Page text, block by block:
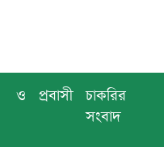
ও
প্রবাসী
চাকরির
সংবাদ